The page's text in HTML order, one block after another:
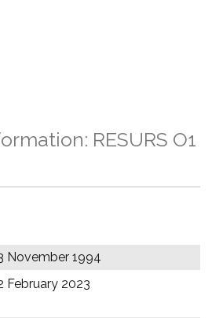
RESURS O1
November 1994
February 2023